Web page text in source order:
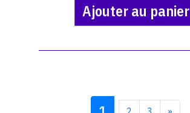
Ajouter au panier